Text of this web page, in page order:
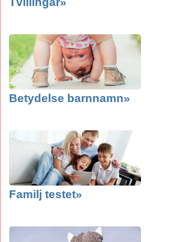
Betydelse barnnamn»
Familj testet»